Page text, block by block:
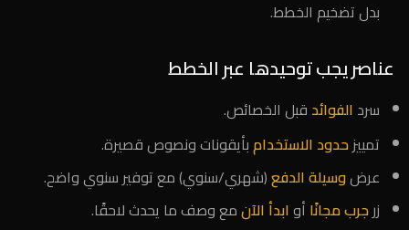
بدل تضخيم الخطط.
عناصر يجب توحيدها عبر الخطط
سرد الفوائد قبل الخصائص.
تمييزحدود الاستخدامبأيقونات ونصوص قصيرة.
عرضوسيلة الدفع(شهري/سنوي) مع توفير سنوي واضح.
زرجرب مجانًا أوابدأ الآنمع وصف ما يحدث لاحقًا.